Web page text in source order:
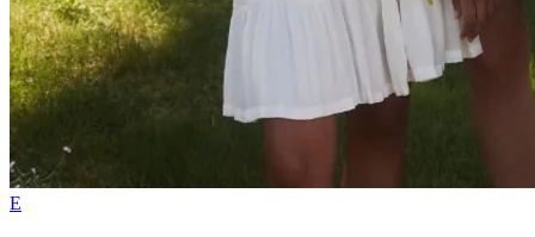
E